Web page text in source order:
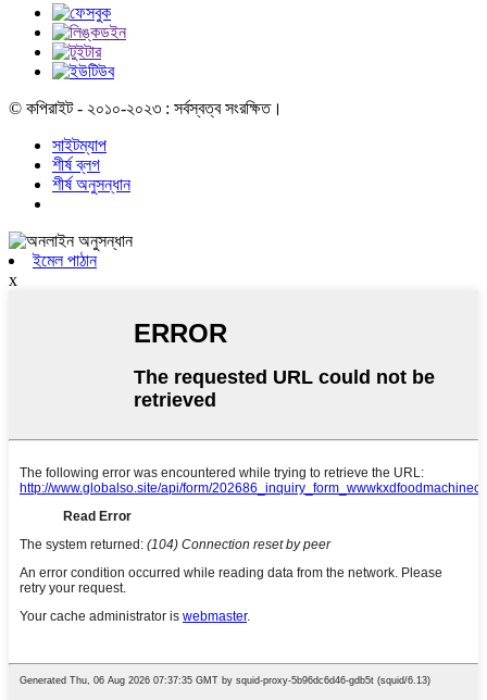
© কপিরাইট - ২০১০-২০২৩ : সর্বস্বত্ব সংরক্ষিত।
সাইটম্যাপ
শীর্ষ ব্লগ
শীর্ষ অনুসন্ধান
ইমেল পাঠান
x